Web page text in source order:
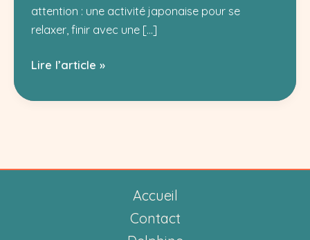
attention : une activité japonaise pour se
relaxer, finir avec une […]
Après-
japonaise
Lire l’article »
Accueil
Contact